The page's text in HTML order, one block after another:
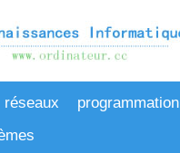
réseaux programmation